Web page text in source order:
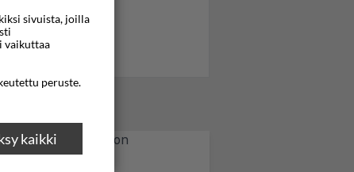
sivuista, joilla
vaikuttaa
peruste.
kaikki